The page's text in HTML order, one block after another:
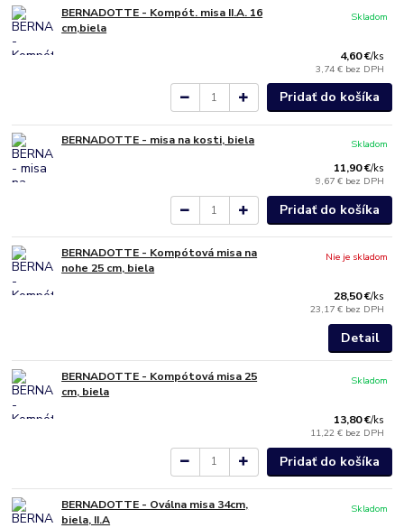
BERNADOTTE - Kompót. misa II.A. 16
cm,biela
4,60 €/ks
3,74 € bez DPH
Skladom
Pridať do košíka
BERNADOTTE - misa na kosti, biela
11,90 €/ks
9,67 € bez DPH
Skladom
Pridať do košíka
BERNADOTTE - Kompótová misa na
nohe 25 cm, biela
28,50 €/ks
23,17 € bez DPH
Nie je skladom
Detail
BERNADOTTE - Kompótová misa 25
cm, biela
13,80 €/ks
11,22 € bez DPH
Skladom
Pridať do košíka
BERNADOTTE - Oválna misa 34cm,
biela, II.A
Skladom